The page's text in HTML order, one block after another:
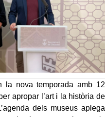
la nova temporada amb 12
apropar l’art i la història de
dels museus aplega